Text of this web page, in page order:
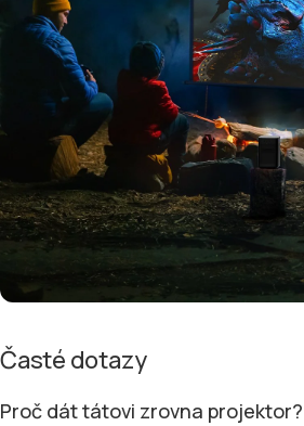
Časté dotazy
Proč dát tátovi zrovna projektor?